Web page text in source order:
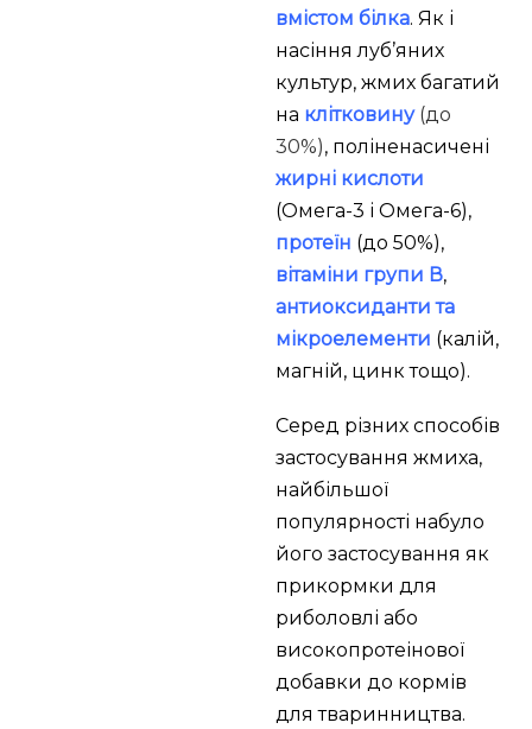
вмістом білка. Як і
насіння луб’яних
культур, жмих багатий
на клітковину (до
30%), поліненасичені
жирні кислоти
(Омега-3 і Омега-6),
протеїн (до 50%),
вітаміни групи В,
антиоксиданти та
мікроелементи (калій,
магній, цинк тощо).
Серед різних способів
застосування жмиха,
найбільшої
популярності набуло
його застосування як
прикормки для
риболовлі або
високопротеінової
добавки до кормів
для тваринництва.